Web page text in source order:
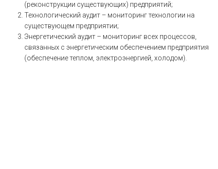
(реконструкции существующих) предприятий;
Технологический аудит – мониторинг технологии на
существующем предприятии;
Энергетический аудит – мониторинг всех процессов,
связанных с энергетическим обеспечением предприятия
(обеспечение теплом, электроэнергией, холодом).